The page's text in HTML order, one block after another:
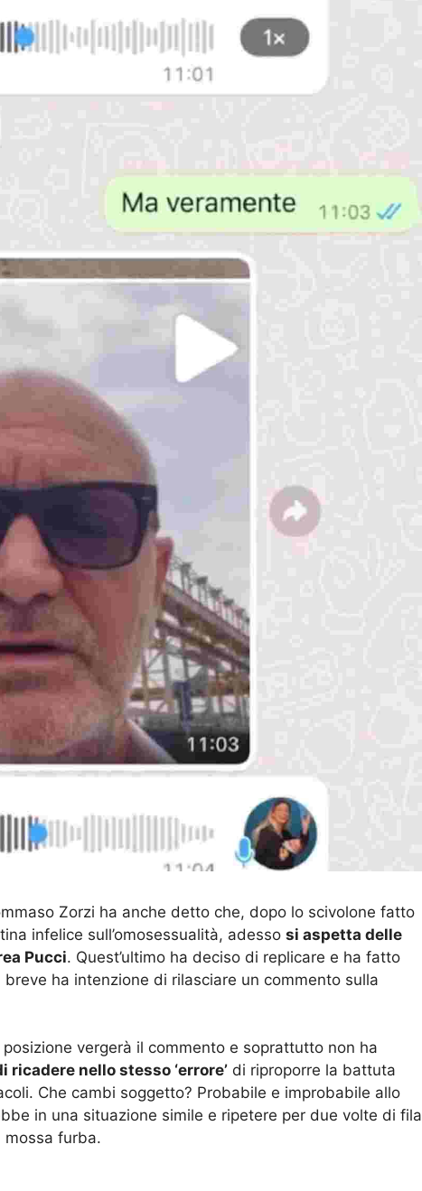
Zorzi ha anche detto che, dopo lo scivolone fatto
infelice sull’omosessualità, adesso si aspetta delle
Pucci. Quest’ultimo ha deciso di replicare e ha fatto
ha intenzione di rilasciare un commento sulla
vergerà il commento e soprattutto non ha
nello stesso ‘errore’ di riproporre la battuta
Che cambi soggetto? Probabile e improbabile allo
in una situazione simile e ripetere per due volte di fila
mossa furba.